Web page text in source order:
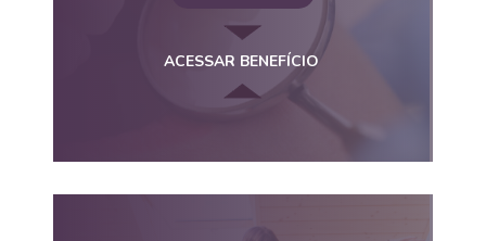
ACESSAR BENEFÍCIO